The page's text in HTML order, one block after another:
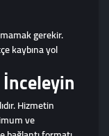
gerekir.
kaybına yol
Hizmetin
ve